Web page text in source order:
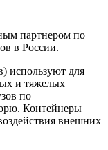
партнером по
в России.
используют для
и тяжелых
по
Контейнеры
внешних